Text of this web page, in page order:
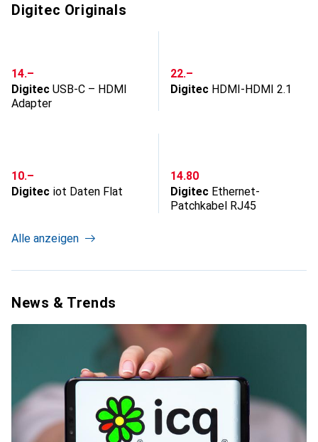
Digitec Originals
CHF
14.–
Digitec USB-C – HDMI
Adapter
CHF
22.–
Digitec HDMI-HDMI 2.1
CHF
10.–
Digitec iot Daten Flat
CHF
14.80
Digitec Ethernet-
Patchkabel RJ45
Alle anzeigen
News & Trends